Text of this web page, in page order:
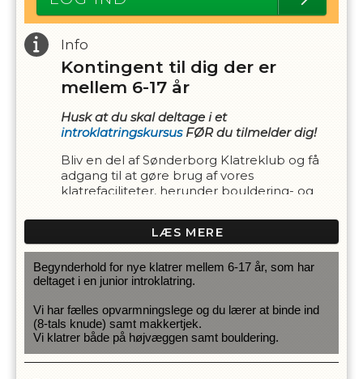
Info
Kontingent til dig der er
mellem 6-17 år
Husk at du skal deltage i et
introklatringskursusFØR du tilmelder dig!
Bliv en del af Sønderborg Klatreklub og få
adgang til at gøre brug af vores
klatrefaciliteter, herunder bouldering- og
Af sikkerhedshensyn skal der minimum være
to personer i hallen når der klatres!
LÆS MERE
Begynderhold for nye klatrer mellem 6-17 år, som har
deltaget i en junior introklatring.
Vi har fælles opvarmningslege og du lærer at binde ind
(8-tals knude) samt makkertjek.
Vi klatrer både på højvæggen samt bouldering.